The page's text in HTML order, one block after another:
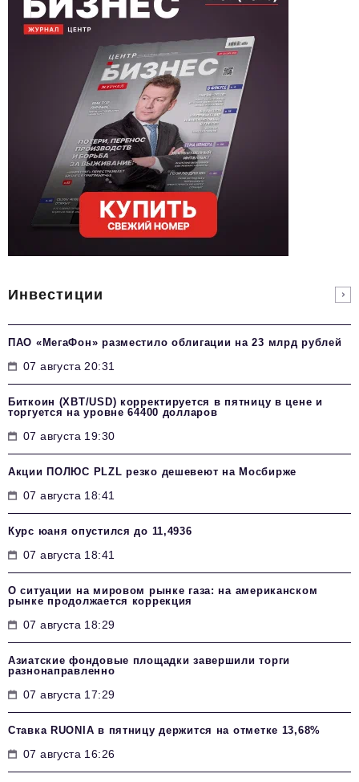
Инвестиции
ПАО «МегаФон» разместило облигации на 23 млрд рублей
07 августа 20:31
Биткоин (XBT/USD) корректируется в пятницу в цене и
торгуется на уровне 64400 долларов
07 августа 19:30
Акции ПОЛЮС PLZL резко дешевеют на Мосбирже
07 августа 18:41
Курс юаня опустился до 11,4936
07 августа 18:41
О ситуации на мировом рынке газа: на американском
рынке продолжается коррекция
07 августа 18:29
Азиатские фондовые площадки завершили торги
разнонаправленно
07 августа 17:29
Ставка RUONIA в пятницу держится на отметке 13,68%
07 августа 16:26